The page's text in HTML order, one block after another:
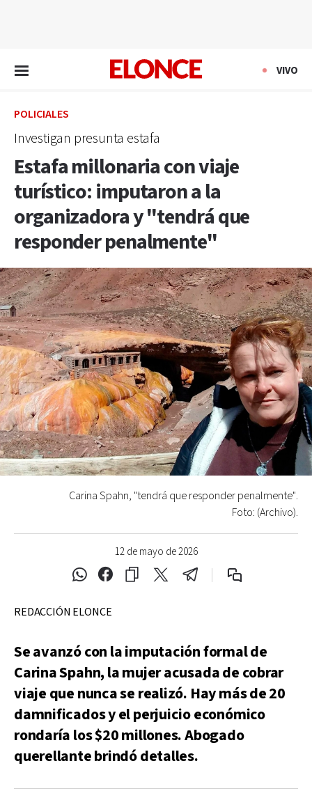
VIVO
POLICIALES
Investigan presunta estafa
Estafa millonaria con viaje
turístico: imputaron a la
organizadora y "tendrá que
responder penalmente"
12 de mayo de 2026
Carina Spahn, "tendrá que responder penalmente".
Foto: (Archivo).
REDACCIÓN ELONCE
Se avanzó con la imputación formal de
Carina Spahn, la mujer acusada de cobrar
viaje que nunca se realizó. Hay más de 20
damnificados y el perjuicio económico
rondaría los $20 millones. Abogado
querellante brindó detalles.